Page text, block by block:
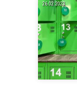
26.02.2023